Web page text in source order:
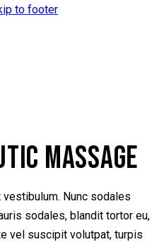
to footer
MASSAGE
Nunc sodales
sodales, blandit tortor eu,
vel suscipit volutpat, turpis